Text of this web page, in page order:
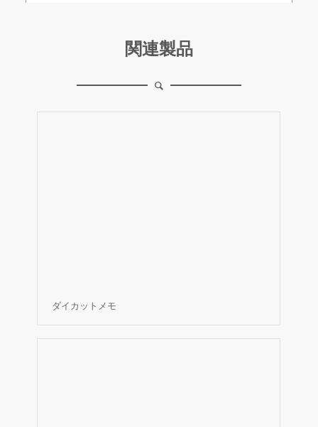
関連製品
ダイカットメモ